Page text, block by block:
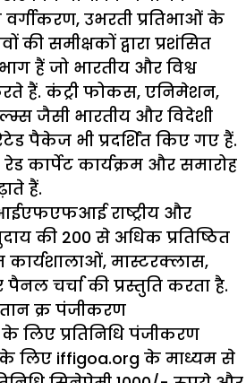
उभरती प्रतिभाओं के
समीक्षकों द्वारा प्रशंसित
हैं जो भारतीय और विश्व
हैं. कंट्री फोकस, एनिमेशन,
जैसी भारतीय और विदेशी
पैकेज भी प्रदर्शित किए गए हैं.
रेड कार्पेट कार्यक्रम और समारोह
हैं.
राष्ट्रीय और
की 200 से अधिक प्रतिष्ठित
कार्यशालाओं, मास्टरक्लास,
चर्चा की प्रस्तुति करता है.
क्र पंजीकरण
प्रतिनिधि पंजीकरण
के लिए iffigoa.org के माध्यम से